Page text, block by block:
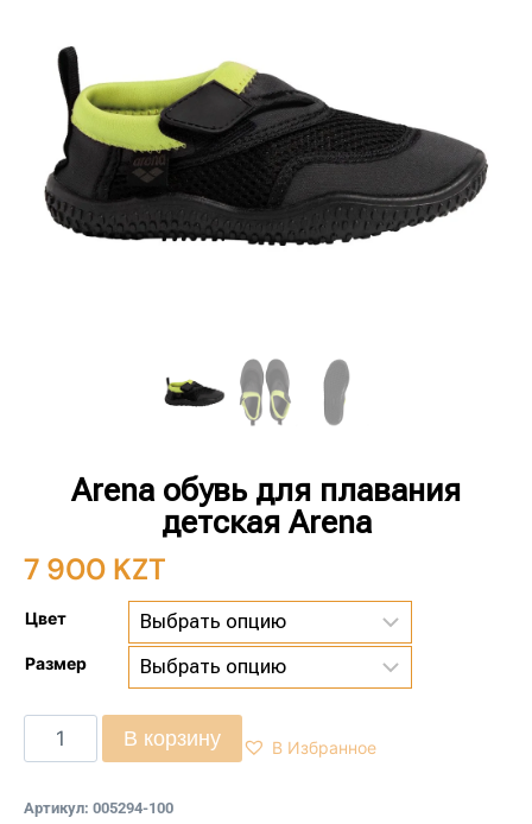
Arena обувь для плавания
детская Arena
7 900 KZT
Цвет
Размер
В корзину В Избранное
Артикул: 005294-100